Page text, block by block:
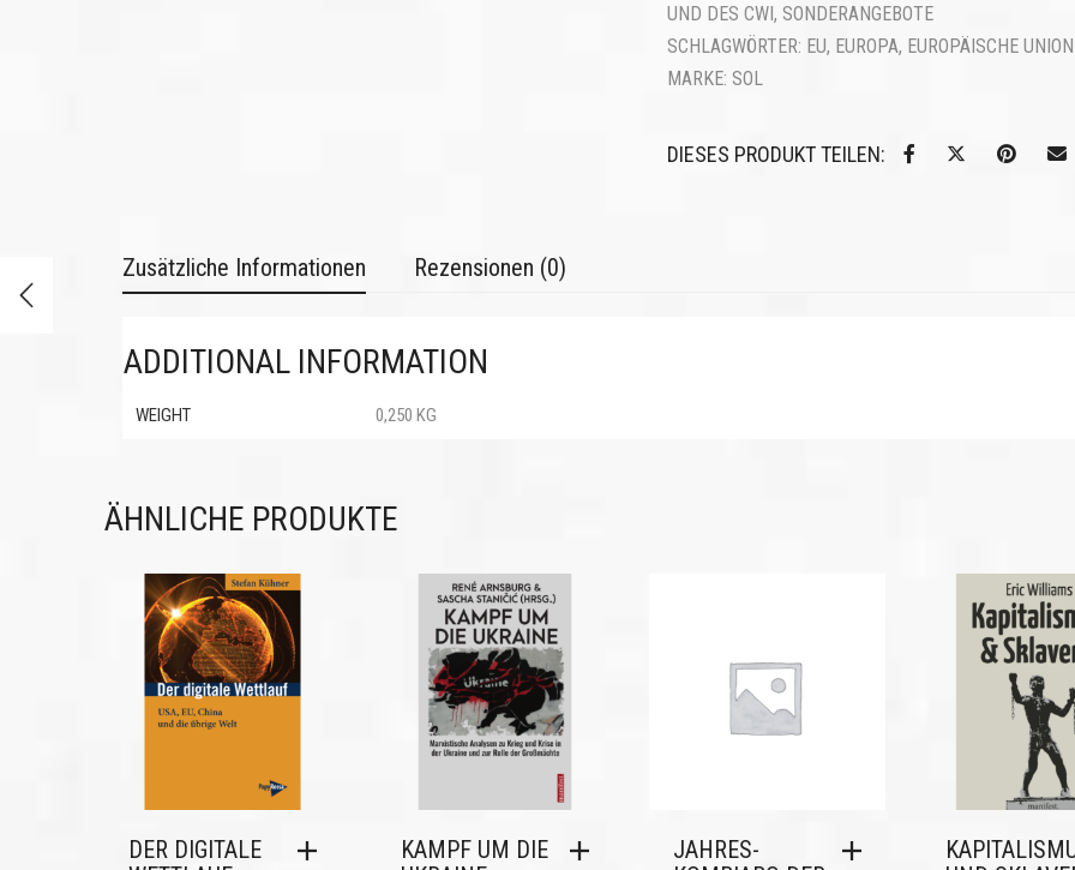
UND DES CWI, SONDERANGEBOTE
SCHLAGWÖRTER: EU, EUROPA, EUROPÄISCHE UNION
MARKE: SOL
DIESES PRODUKT TEILEN:
Zusätzliche Informationen Rezensionen (0)
ADDITIONAL INFORMATION
WEIGHT 0,250 KG
ÄHNLICHE PRODUKTE
DER DIGITALE
KAMPF UM DIE
JAHRES-